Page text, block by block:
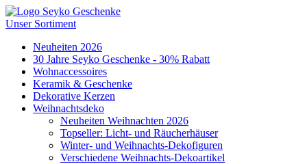
Unser Sortiment
Neuheiten 2026
30 Jahre Seyko Geschenke - 30% Rabatt
Wohnaccessoires
Keramik & Geschenke
Dekorative Kerzen
Weihnachtsdeko
Neuheiten Weihnachten 2026
Topseller: Licht- und Räucherhäuser
Winter- und Weihnachts-Dekofiguren
Verschiedene Weihnachts-Dekoartikel